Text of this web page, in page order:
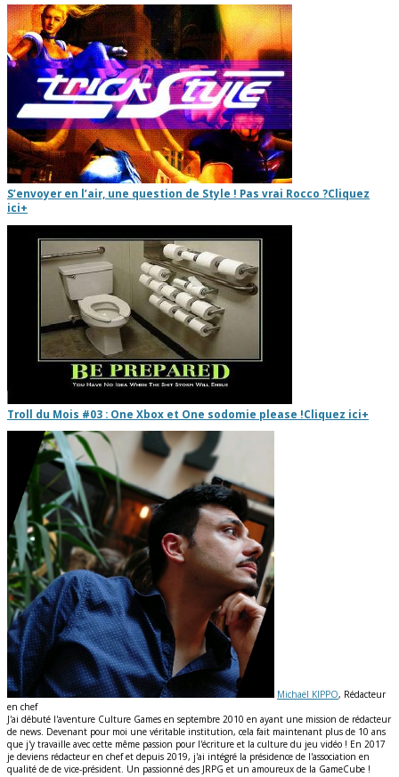
S’envoyer en l’air, une question de Style ! Pas vrai Rocco ?Cliquez
ici+
Troll du Mois #03 : One Xbox et One sodomie please !Cliquez ici+
Michaël KIPPO, Rédacteur
en chef
J'ai débuté l'aventure Culture Games en septembre 2010 en ayant une mission de rédacteur
de news. Devenant pour moi une véritable institution, cela fait maintenant plus de 10 ans
que j'y travaille avec cette même passion pour l'écriture et la culture du jeu vidéo ! En 2017
je deviens rédacteur en chef et depuis 2019, j'ai intégré la présidence de l'association en
qualité de de vice-président. Un passionné des JRPG et un amoureux de la GameCube !